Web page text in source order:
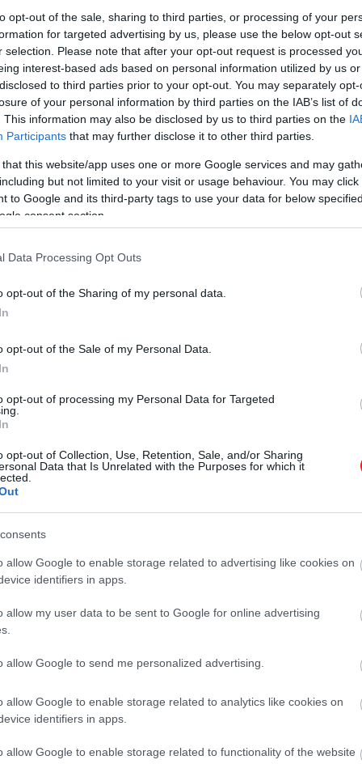
opt-out of the sale, sharing to third parties, or processing of your
for targeted advertising by us, please use the below opt-out
selection. Please note that after your opt-out request is processed
interest-based ads based on personal information utilized by us
to third parties prior to your opt-out. You may separately
of your personal information by third parties on the IAB’s list of
This information may also be disclosed by us to third parties on the
Participants that may further disclose it to other third parties.
that this website/app uses one or more Google services and may
but not limited to your visit or usage behaviour. You may
to Google and its third-party tags to use your data for below
consent section.
Data Processing Opt Outs
opt-out of the Sharing of my personal data.
opt-out of the Sale of my Personal Data.
opt-out of processing my Personal Data for Targeted
opt-out of Collection, Use, Retention, Sale, and/or Sharing
Data that Is Unrelated with the Purposes for which it
allow Google to enable storage related to advertising like cookies on
identifiers in apps.
allow my user data to be sent to Google for online advertising
allow Google to send me personalized advertising.
allow Google to enable storage related to analytics like cookies on
identifiers in apps.
allow Google to enable storage related to functionality of the website
emlegető kommunikáció miatt
egyre többen aggódnak egy
lehetséges világháború
kirobbanásától. Ezeket a félelmeket
természetesen a legtöbb,
szakmailag komolyan vehető
szakértő igyekszik csillapítani, de a
kérdés…
atombunkerrel
TURI DÁNIEL
környékként gondolunk a Gellért-
2024. ÁPRILIS 8. ● HAMU ÉS GYÉMÁNT
Titkos katonai
létesítmény bújik meg a